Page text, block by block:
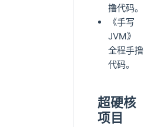
撸代码。
《手写
JVM》
全程手撸
代码。
超硬核
项目